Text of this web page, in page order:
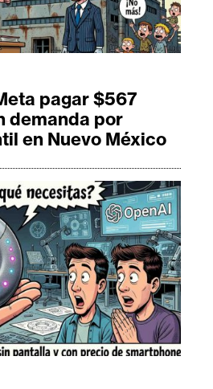
pagar $567
demanda por
en Nuevo México